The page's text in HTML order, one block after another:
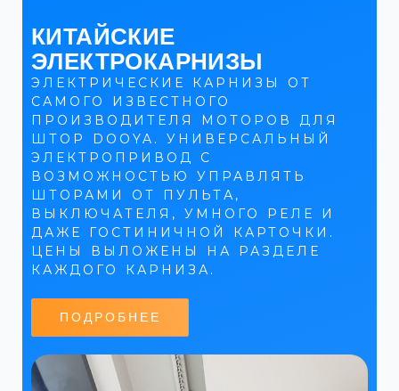
КИТАЙСКИЕ
ЭЛЕКТРОКАРНИЗЫ
ЭЛЕКТРИЧЕСКИЕ КАРНИЗЫ ОТ
САМОГО ИЗВЕСТНОГО
ПРОИЗВОДИТЕЛЯ МОТОРОВ ДЛЯ
ШТОР DOOYA. УНИВЕРСАЛЬНЫЙ
ЭЛЕКТРОПРИВОД С
ВОЗМОЖНОСТЬЮ УПРАВЛЯТЬ
ШТОРАМИ ОТ ПУЛЬТА,
ВЫКЛЮЧАТЕЛЯ, УМНОГО РЕЛЕ И
ДАЖЕ ГОСТИНИЧНОЙ КАРТОЧКИ.
ЦЕНЫ ВЫЛОЖЕНЫ НА РАЗДЕЛЕ
КАЖДОГО КАРНИЗА.
ПОДРОБНЕЕ